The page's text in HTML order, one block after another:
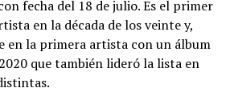
fecha del 18 de julio. Es el primer
en la década de los veinte y,
en la primera artista con un álbum
que también lideró la lista en